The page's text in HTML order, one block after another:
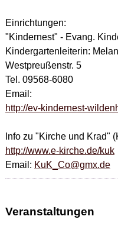
Einrichtungen:
"Kindernest" - Evang.
Kindergartenleiterin:
Westpreußenstr. 5
Tel. 09568-6080
Email:
http://ev-kindernest-
Info zu "Kirche und Krad"
http://www.e-kirche.de/kuk
Email: KuK_Co@gmx.de
Veranstaltungen